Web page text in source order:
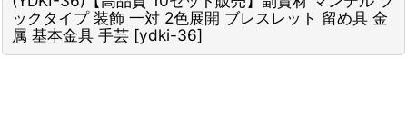
ックタイプ 装飾 一対 2色展開 ブレスレット 留め具 金
属 基本金具 手芸 [ydki-36]